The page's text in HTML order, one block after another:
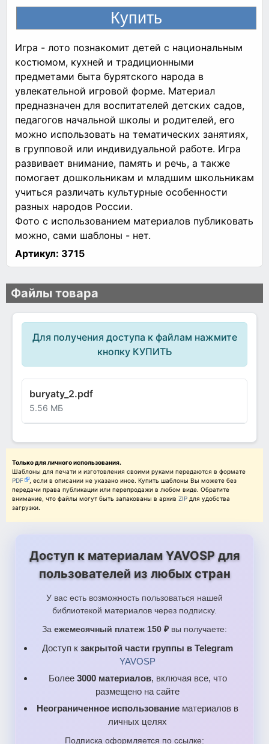
Игра - лото познакомит детей с национальным
костюмом, кухней и традиционными
предметами быта бурятского народа в
увлекательной игровой форме. Материал
предназначен для воспитателей детских садов,
педагогов начальной школы и родителей, его
можно использовать на тематических занятиях,
в групповой или индивидуальной работе. Игра
развивает внимание, память и речь, а также
помогает дошкольникам и младшим школьникам
учиться различать культурные особенности
разных народов России.
Фото с использованием материалов публиковать
можно, сами шаблоны - нет.
Артикул: 3715
Файлы товара
Для получения доступа к файлам нажмите
кнопку КУПИТЬ
buryaty_2.pdf
5.56 МБ
Только для личного использования.
Шаблоны для печати и изготовления своими руками передаются в формате
PDF
, если в описании не указано иное. Купить шаблоны Вы можете без
передачи права публикации или перепродажи в любом виде. Обратите
внимание, что файлы могут быть запакованы в архив ZIP для удобства
загрузки.
Доступ к материалам YAVOSP для
пользователей из любых стран
У вас есть возможность пользоваться нашей
библиотекой материалов через подписку.
За ежемесячный платеж 150 ₽ вы получаете:
Доступ к закрытой части группы в Telegram
YAVOSP
Более 3000 материалов, включая все, что
размещено на сайте
Неограниченное использование материалов в
личных целях
Подписка оформляется по ссылке: